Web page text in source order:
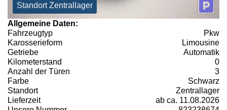
Standort Zentrallager
Allgemeine Daten:
Fahrzeugtyp
Pkw
Karosserieform
Limousine
Getriebe
Automatik
Kilometerstand
0
Anzahl der Türen
3
Farbe
Schwarz
Standort
Zentrallager
Lieferzeit
ab ca. 11.08.2026